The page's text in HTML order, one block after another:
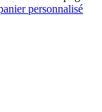
personnalisé